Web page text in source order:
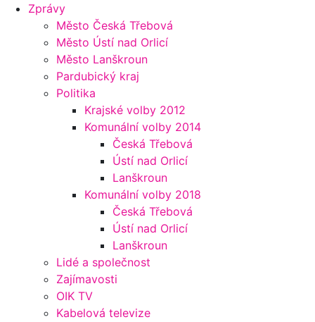
Zprávy
Město Česká Třebová
Město Ústí nad Orlicí
Město Lanškroun
Pardubický kraj
Politika
Krajské volby 2012
Komunální volby 2014
Česká Třebová
Ústí nad Orlicí
Lanškroun
Komunální volby 2018
Česká Třebová
Ústí nad Orlicí
Lanškroun
Lidé a společnost
Zajímavosti
OIK TV
Kabelová televize